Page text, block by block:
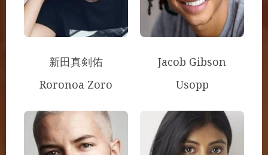
新田真剣佑
Roronoa Zoro
Jacob Gibson
Usopp